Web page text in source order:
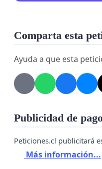
Comparta esta
Ayuda a que esta
Publicidad de
Peticiones.cl publicitará
Más información...